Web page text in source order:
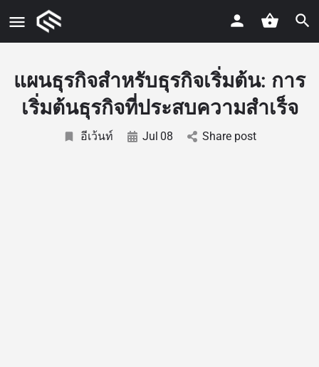
แผนธุรกิจสำหรับธุรกิจเริ่มต้น: การ
เริ่มต้นธุรกิจที่ประสบความสำเร็จ
อีเว้นท์ Jul 08 Share post